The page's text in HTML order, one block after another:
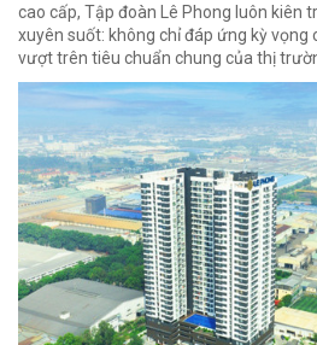
cao cấp, Tập đoàn Lê Phong luôn kiên
xuyên suốt: không chỉ đáp ứng kỳ vọng
vượt trên tiêu chuẩn chung của thị